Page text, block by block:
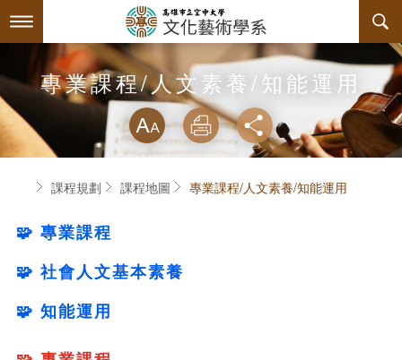
到
要
容
最新消息
系所簡介
關於本系
系主任介紹
連絡系辦
教育目標與核心能力
師資陣容
課程規劃
課程資訊
課程表
互動服務
檔案下載
系學會
專業課程/人文素養/知能運用
略過字型切
放大
列印 分享
首頁課程規劃 課程地圖 專業課程/人文素養/知能運用
🧩 專業課程
🧩 社會人文基本素養
🧩 知能運用